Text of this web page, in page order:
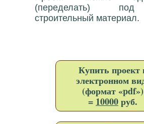
(переделать)
строительный материал.
Купить проект
электронном
(формат «pdf»)
= 10000руб.